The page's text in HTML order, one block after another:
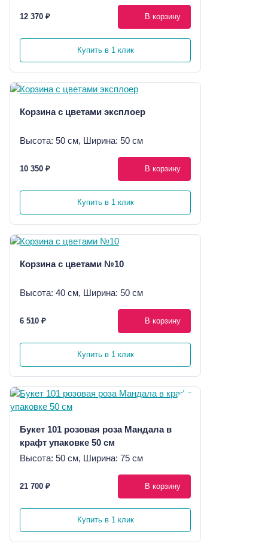
12 370 ₽ В корзину
Купить в 1 клик
Корзина с цветами эксплоер
Высота: 50 см, Ширина: 50 см
10 350 ₽ В корзину
Купить в 1 клик
Корзина с цветами №10
Высота: 40 см, Ширина: 50 см
6 510 ₽ В корзину
Купить в 1 клик
Букет 101 розовая роза Мандала в
крафт упаковке 50 см
Высота: 50 см, Ширина: 75 см
21 700 ₽ В корзину
Купить в 1 клик